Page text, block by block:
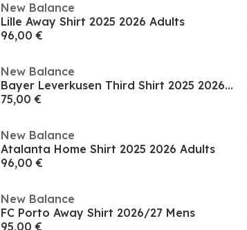
New Balance
Lille Away Shirt 2025 2026 Adults
96,00 €
New Balance
Bayer Leverkusen Third Shirt 2025 2026 Adults
75,00 €
New Balance
Atalanta Home Shirt 2025 2026 Adults
96,00 €
New Balance
FC Porto Away Shirt 2026/27 Mens
95,00 €